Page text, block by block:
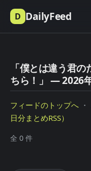
D DailyFeed
「僕とは違う君
ちら！」 — 2026
フィードのトップへ ・
日分まとめRSS）
全 0 件